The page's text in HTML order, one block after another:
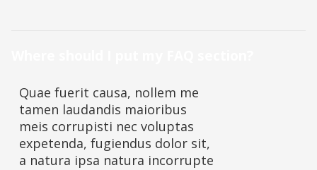
Quae fuerit causa, nollem me
tamen laudandis maioribus
meis corrupisti nec voluptas
expetenda, fugiendus dolor sit,
a natura ipsa natura incorrupte